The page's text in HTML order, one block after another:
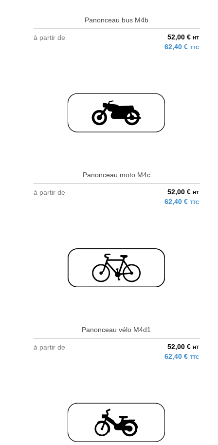
Panonceau bus M4b
à partir de 52,00 € HT
62,40 € TTC
Panonceau moto M4c
à partir de 52,00 € HT
62,40 € TTC
Panonceau vélo M4d1
à partir de 52,00 € HT
62,40 € TTC